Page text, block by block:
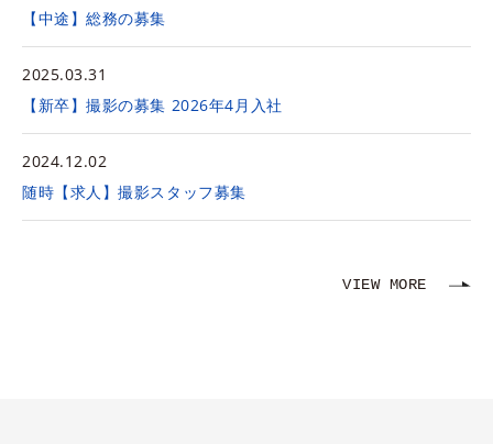
【中途】総務の募集
2025.03.31
【新卒】撮影の募集 2026年4月入社
2024.12.02
随時【求人】撮影スタッフ募集
VIEW MORE